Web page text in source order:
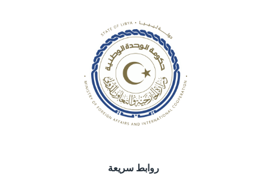
روابط سريعة